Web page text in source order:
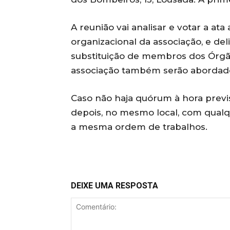
A reunião vai analisar e votar a
organizacional da associação, e
substituição de membros dos
associação também serão
Caso não haja quórum à hora
depois, no mesmo local, com
a mesma ordem de trabalhos.
DEIXE UMA RESPOSTA